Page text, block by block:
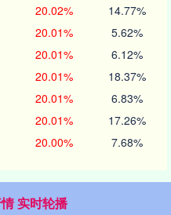
20.02% 14.77%
20.01% 5.62%
20.01% 6.12%
20.01% 18.37%
20.01% 6.83%
20.01% 17.26%
20.00% 7.68%
实时轮播